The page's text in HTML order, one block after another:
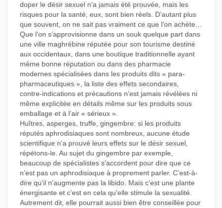
doper le désir sexuel n’a jamais été prouvée, mais les
risques pour la santé, eux, sont bien réels. D’autant plus
que souvent, on ne sait pas vraiment ce que l’on achète…
Que l’on s’approvisionne dans un souk quelque part dans
une ville maghrébine réputée pour son tourisme destiné
aux occidentaux, dans une boutique traditionnelle ayant
même bonne réputation ou dans des pharmacie
modernes spécialisées dans les produits dits « para-
pharmaceutiques », la liste des effets secondaires,
contre-indications et précautions n’est jamais révélées ni
même explicitée en détails même sur les produits sous
emballage et à l’air « sérieux ».
Huîtres, asperges, truffe, gingembre: si les produits
réputés aphrodisiaques sont nombreux, aucune étude
scientifique n’a prouvé leurs effets sur le désir sexuel,
répétons-le. Au sujet du gingembre par exemple,
beaucoup de spécialistes s’accordent pour dire que ce
n’est pas un aphrodisiaque à proprement parler. C’est-à-
dire qu’il n’augmente pas la libido. Mais c’est une plante
énergisante et c’est en cela qu’elle stimule la sexualité.
Autrement dit, elle pourrait aussi bien être conseillée pour